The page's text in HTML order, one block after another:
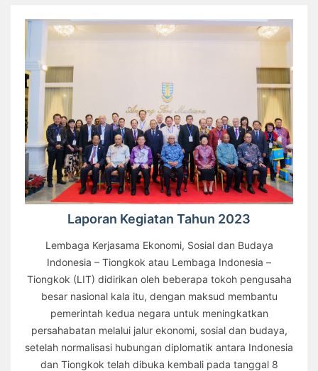
Laporan Kegiatan Tahun 2023
Lembaga Kerjasama Ekonomi, Sosial dan Budaya
Indonesia – Tiongkok atau Lembaga Indonesia –
Tiongkok (LIT) didirikan oleh beberapa tokoh pengusaha
besar nasional kala itu, dengan maksud membantu
pemerintah kedua negara untuk meningkatkan
persahabatan melalui jalur ekonomi, sosial dan budaya,
setelah normalisasi hubungan diplomatik antara Indonesia
dan Tiongkok telah dibuka kembali pada tanggal 8